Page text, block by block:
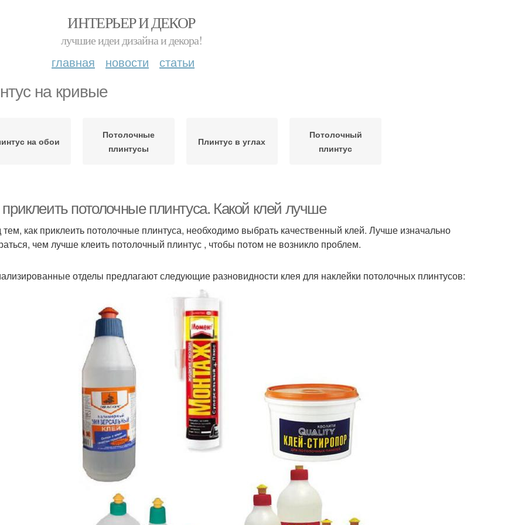
ИНТЕРЬЕР И ДЕКОР
лучшие идеи дизайна и декора!
главная новости статьи
на кривые
на обои
Потолочные
плинтусы
Плинтус в углах
Потолочный
плинтус
потолочные плинтуса. Какой клей лучше
как приклеить потолочные плинтуса, необходимо выбрать качественный клей. Лучше изначально
чем лучше клеить потолочный плинтус , чтобы потом не возникло проблем.
отделы предлагают следующие разновидности клея для наклейки потолочных плинтусов: